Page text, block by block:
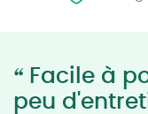
“ Facile à
peu